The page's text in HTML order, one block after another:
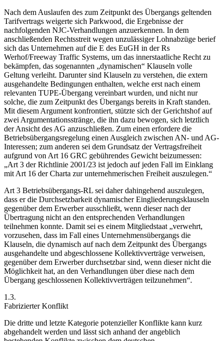
Nach dem Auslaufen des zum Zeitpunkt des Übergangs geltenden
Tarifvertrags weigerte sich Parkwood, die Ergebnisse der
nachfolgenden NJC-Verhandlungen anzuerkennen. In dem
anschließenden Rechtsstreit wegen unzulässiger Lohnabzüge berief
sich das Unternehmen auf die E des EuGH in der Rs
Werhof/Freeway Traffic Systems, um das innerstaatliche Recht zu
bekämpfen, das sogenannten „dynamischen“ Klauseln volle
Geltung verleiht. Darunter sind Klauseln zu verstehen, die extern
ausgehandelte Bedingungen enthalten, welche erst nach einem
relevanten TUPE-Übergang vereinbart wurden, und nicht nur
solche, die zum Zeitpunkt des Übergangs bereits in Kraft standen.
Mit diesem Argument konfrontiert, stützte sich der Gerichtshof auf
zwei Argumentationsstränge, die ihn dazu bewogen, sich letztlich
der Ansicht des AG anzuschließen. Zum einen erfordere die
Betriebsübergangsregelung einen Ausgleich zwischen AN- und AG-
Interessen; zum anderen sei dem Grundsatz der Vertragsfreiheit
aufgrund von Art 16 GRC gebührendes Gewicht beizumessen:
„Art 3 der Richtlinie 2001/23 ist jedoch auf jeden Fall im Einklang
mit Art 16 der Charta zur unternehmerischen Freiheit auszulegen.“
Art 3 Betriebsübergangs-RL sei daher dahingehend auszulegen,
dass er die Durchsetzbarkeit dynamischer Eingliederungsklauseln
gegenüber dem Erwerber ausschließt, wenn dieser nach der
Übertragung nicht an den entsprechenden Verhandlungen
teilnehmen konnte. Damit sei es einem Mitgliedstaat „verwehrt,
vorzusehen, dass im Fall eines Unternehmensübergangs die
Klauseln, die dynamisch auf nach dem Zeitpunkt des Übergangs
ausgehandelte und abgeschlossene Kollektivverträge verweisen,
gegenüber dem Erwerber durchsetzbar sind, wenn dieser nicht die
Möglichkeit hat, an den Verhandlungen über diese nach dem
Übergang geschlossenen Kollektivverträgen teilzunehmen“.
1.3.
Fabrizierter Konflikt
Die dritte und letzte Kategorie potenzieller Konflikte kann kurz
abgehandelt werden und lässt sich anhand der angeblich